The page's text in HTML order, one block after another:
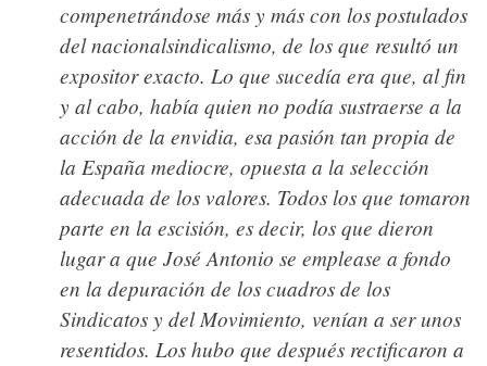
compenetrándose más y más con los postulados
del nacionalsindicalismo, de los que resultó un
expositor exacto. Lo que sucedía era que, al fin
y al cabo, había quien no podía sustraerse a la
acción de la envidia, esa pasión tan propia de
la España mediocre, opuesta a la selección
adecuada de los valores. Todos los que tomaron
parte en la escisión, es decir, los que dieron
lugar a que José Antonio se emplease a fondo
en la depuración de los cuadros de los
Sindicatos y del Movimiento, venían a ser unos
resentidos. Los hubo que después rectificaron a